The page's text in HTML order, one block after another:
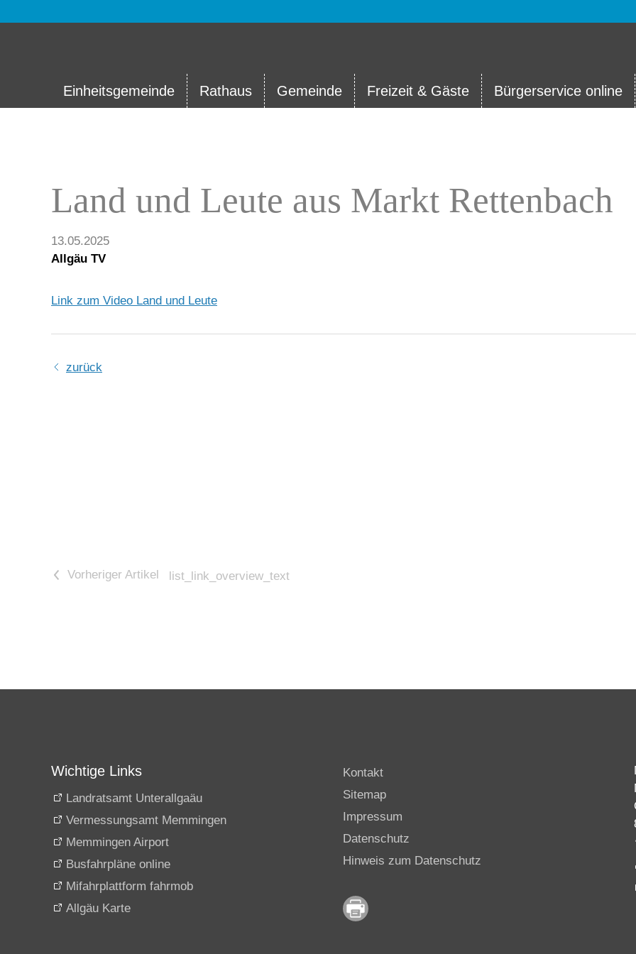
Einheitsgemeinde Rathaus Gemeinde Freizeit & Gäste Bürgerservice online
Land und Leute aus Markt Rettenbach
13.05.2025
Allgäu TV
Link zum Video Land und Leute
zurück
< list_link_overview_text
Wichtige Links
Landratsamt Unterallgaäu
Vermessungsamt Memmingen
Memmingen Airport
Busfahrpläne online
Mifahrplattform fahrmob
Allgäu Karte
Kontakt
Sitemap
Impressum
Datenschutz
Hinweis zum Datenschutz